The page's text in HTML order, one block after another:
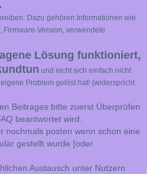
Dazu gehören Informationen wie
Firmware-Version, verwendete
Lösung funktioniert,
und nicht sich einfach nicht
Problem gelöst hat! (widerspricht
Beitrages bitte zuerst Überprüfen
beantwortet wird.
nochmals posten wenn schon eine
gestellt wurde [oder
Austausch unter Nutzern